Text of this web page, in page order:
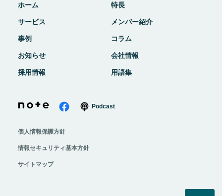
ホーム 特長
サービス メンバー紹介
事例 コラム
お知らせ 会社情報
採用情報 用語集
Podcast
個人情報保護方針
情報セキュリティ基本方針
サイトマップ